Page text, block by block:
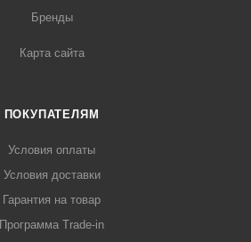
Бренды
Карта сайта
ПОКУПАТЕЛЯМ
Условия оплаты
Условия доставки
Гарантия на товар
Программа Trade-in